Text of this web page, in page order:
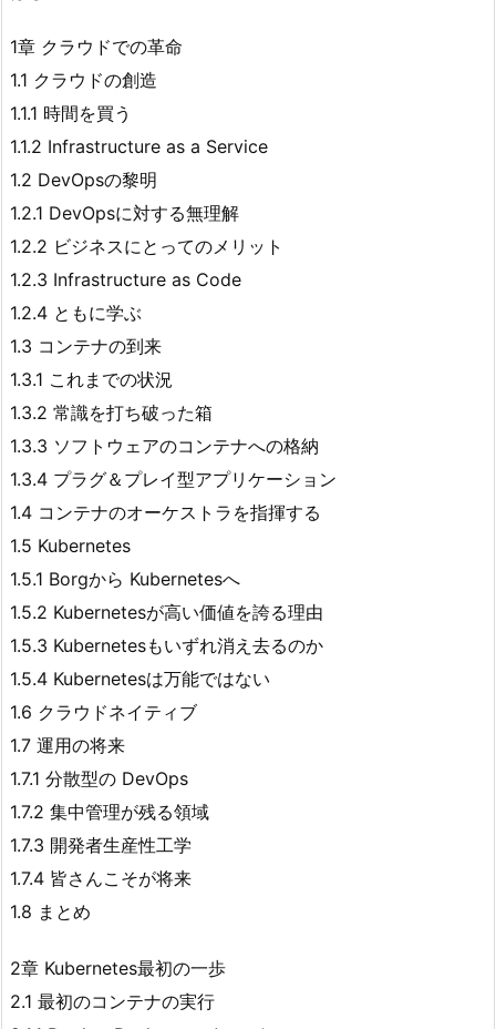
1章 クラウドでの革命
1.1 クラウドの創造
1.1.1 時間を買う
1.1.2 Infrastructure as a Service
1.2 DevOpsの黎明
1.2.1 DevOpsに対する無理解
1.2.2 ビジネスにとってのメリット
1.2.3 Infrastructure as Code
1.2.4 ともに学ぶ
1.3 コンテナの到来
1.3.1 これまでの状況
1.3.2 常識を打ち破った箱
1.3.3 ソフトウェアのコンテナへの格納
1.3.4 プラグ＆プレイ型アプリケーション
1.4 コンテナのオーケストラを指揮する
1.5 Kubernetes
1.5.1 Borgから Kubernetesへ
1.5.2 Kubernetesが高い価値を誇る理由
1.5.3 Kubernetesもいずれ消え去るのか
1.5.4 Kubernetesは万能ではない
1.6 クラウドネイティブ
1.7 運用の将来
1.7.1 分散型の DevOps
1.7.2 集中管理が残る領域
1.7.3 開発者生産性工学
1.7.4 皆さんこそが将来
1.8 まとめ
2章 Kubernetes最初の一歩
2.1 最初のコンテナの実行